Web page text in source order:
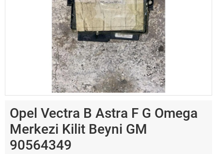
Opel Vectra B Astra F G Omega
Merkezi Kilit Beyni GM
90564349